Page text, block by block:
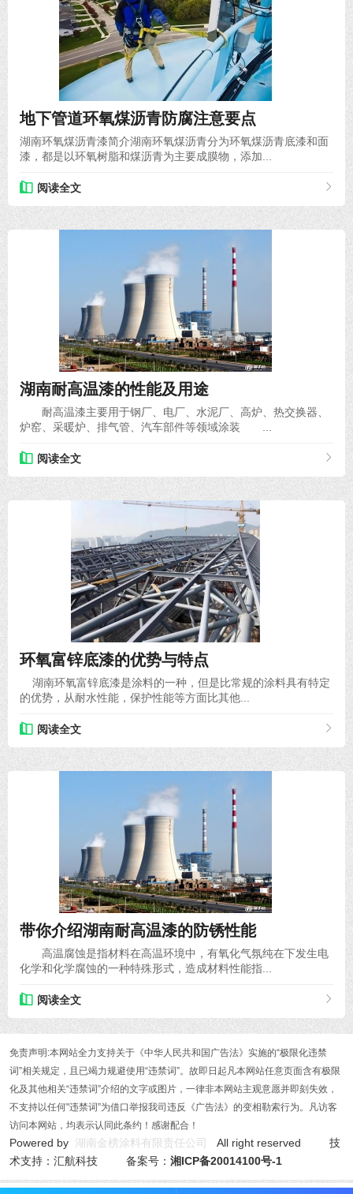
地下管道环氧煤沥青防腐注意要点
湖南环氧煤沥青漆简介湖南环氧煤沥青分为环氧煤沥青底漆和面
漆，都是以环氧树脂和煤沥青为主要成膜物，添加...
阅读全文
湖南耐高温漆的性能及用途
耐高温漆主要用于钢厂、电厂、水泥厂、高炉、热交换器、
炉窑、采暖炉、排气管、汽车部件等领域涂装 ...
阅读全文
环氧富锌底漆的优势与特点
湖南环氧富锌底漆是涂料的一种，但是比常规的涂料具有特定
的优势，从耐水性能，保护性能等方面比其他...
阅读全文
带你介绍湖南耐高温漆的防锈性能
高温腐蚀是指材料在高温环境中，有氧化气氛纯在下发生电
化学和化学腐蚀的一种特殊形式，造成材料性能指...
阅读全文
免责声明:本网站全力支持关于《中华人民共和国广告法》实施的“极限化违禁
词”相关规定，且已竭力规避使用“违禁词”。故即日起凡本网站任意页面含有极限
化及其他相关“违禁词”介绍的文字或图片，一律非本网站主观意愿并即刻失效，
不支持以任何"违禁词”为借口举报我司违反《广告法》的变相勒索行为。凡访客
访问本网站，均表示认同此条约！感谢配合！
Powered by 湖南金榜涂料有限责任公司
All right reserved 技
术支持：汇航科技 备案号： 湘ICP备20014100号-1